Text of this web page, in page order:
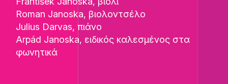
Roman Janoska, βιολοντσέλο
Julius Darvas, πιάνο
Arpád Janoska, ειδικός καλεσμένος στα
φωνητικά